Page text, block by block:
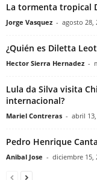
La tormenta tropical
Jorge Vasquez - agosto 28,
¿Quién es Diletta
Hector Sierra Hernadez -
Lula da Silva visita
internacional?
Mariel Contreras - abril
Pedro Henrique
Anibal Jose - diciembre 15,